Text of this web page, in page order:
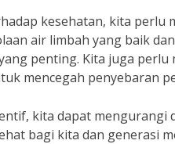
kesehatan, kita perlu
air limbah yang baik
penting. Kita juga
mencegah penyebaran
kita dapat mengurangi
bagi kita dan generasi